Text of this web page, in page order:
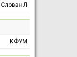
Слован Л
КФУМ